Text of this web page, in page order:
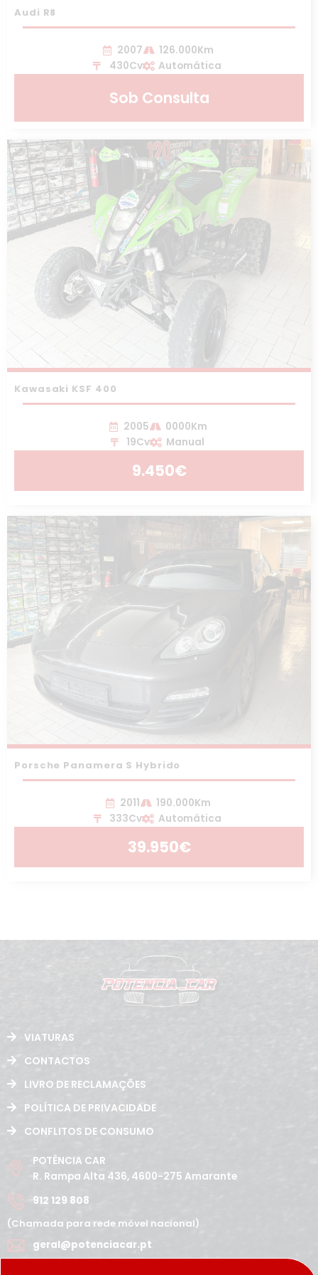
Audi R8
2007
126.000Km
430Cv
Automática
Sob Consulta
Kawasaki KSF 400
2005
0000Km
19Cv
Manual
9.450€
Porsche Panamera S Hybrido
2011
190.000Km
333Cv
Automática
39.950€
VIATURAS
CONTACTOS
LIVRO DE RECLAMAÇÕES
POLÍTICA DE PRIVACIDADE
CONFLITOS DE CONSUMO
POTÊNCIA CAR
R. Rampa Alta 436, 4600-275 Amarante
912 129 808
(Chamada para rede móvel nacional)
geral@potenciacar.pt